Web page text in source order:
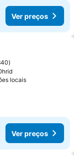
Ver preços
favoritos
locaisVer preços
Ver preços